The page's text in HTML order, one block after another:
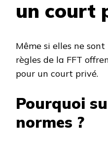
un court
Même si elles ne
règles de la FFT
pour un court privé.
Pourquoi
normes ?